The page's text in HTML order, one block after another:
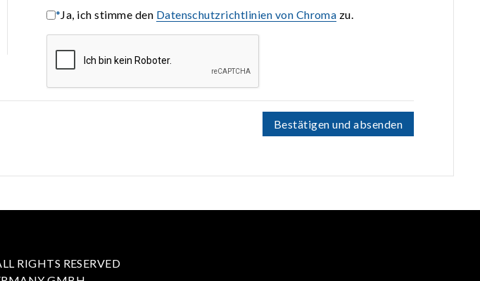
*Ja, ich stimme den Datenschutzrichtlinien von Chroma zu.
Bestätigen und absenden
RIGHTS RESERVED